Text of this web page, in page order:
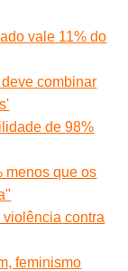
vale 11% do
combinar
de 98%
menos que os
contra
feminismo